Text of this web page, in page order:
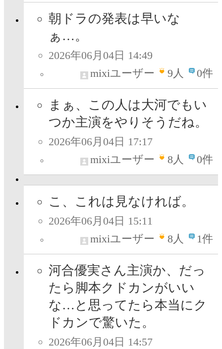
朝ドラの発表は早いな
ぁ…。
2026年06月04日 14:49
mixiユーザー
9人 0件
まぁ、この人は大河でもい
つか主演をやりそうだね。
2026年06月04日 17:17
mixiユーザー
8人 0件
こ、これは見なければ。
2026年06月04日 15:11
mixiユーザー
8人 1件
河合優実さん主演か、だっ
たら脚本クドカンがいい
な…と思ってたら本当にク
ドカンで驚いた。
2026年06月04日 14:57